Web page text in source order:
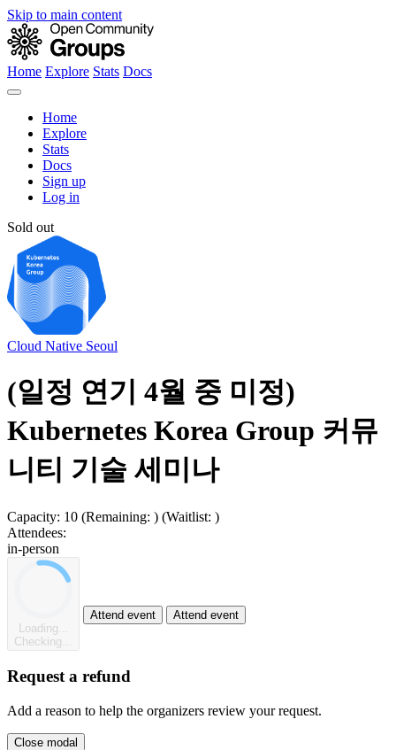
Skip to main content
Home Explore Stats Docs
Home
Explore
Stats
Docs
Sign up
Log in
Sold out
Cloud Native Seoul
(일정 연기 4월 중 미정)
Kubernetes Korea Group 커뮤
니티 기술 세미나
Capacity: 10 (Remaining: ) (Waitlist: )
Attendees:
in-person
Loading...
Checking...
Attend event Attend event
Request a refund
Add a reason to help the organizers review your request.
Close modal